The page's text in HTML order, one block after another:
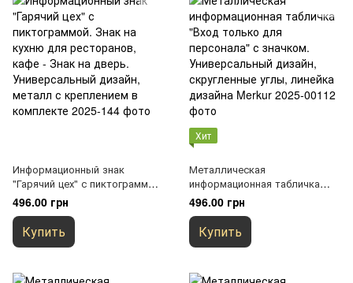
Информационный знак
"Гарячий цех" с пиктограммой.
Знак на кухню для
ресторанов, кафе - Знак на
дверь. Универсальный
дизайн, металл с креплением
496.00 грн
Купить
Хит
Металлическая
информационная табличка
"Вход только для персонала"
с значком. Универсальный
дизайн, скругленные углы,
линейка дизайна Merkur
496.00 грн
Купить